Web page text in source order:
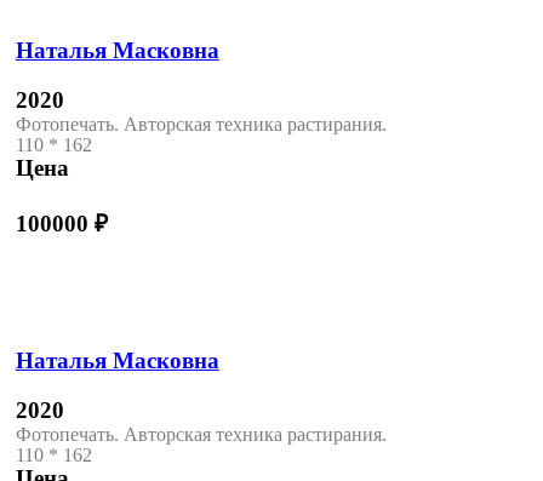
Наталья Масковна
2020
Фотопечать. Авторская техника растирания.
110 * 162
Цена
100000 ₽
Наталья Масковна
2020
Фотопечать. Авторская техника растирания.
110 * 162